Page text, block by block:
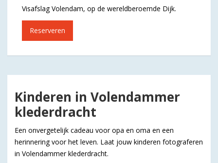
Visafslag Volendam, op de wereldberoemde Dijk.
Reserveren
Kinderen in Volendammer
klederdracht
Een onvergetelijk cadeau voor opa en oma en een
herinnering voor het leven. Laat jouw kinderen fotograferen
in Volendammer klederdracht.